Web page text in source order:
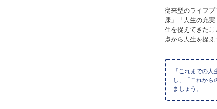
従来型のライフ
康」「人生の充
生を捉えてきた
点から人生を捉
「これまでの
し、「これから
ましょう。